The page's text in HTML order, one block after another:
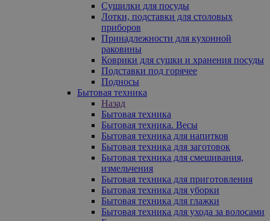
Сушилки для посуды
Лотки, подставки для столовых
приборов
Принадлежности для кухонной
раковины
Коврики для сушки и хранения посуды
Подставки под горячее
Подносы
Бытовая техника
Назад
Бытовая техника
Бытовая техника. Весы
Бытовая техника для напитков
Бытовая техника для заготовок
Бытовая техника для смешивания,
измельчения
Бытовая техника для приготовления
Бытовая техника для уборки
Бытовая техника для глажки
Бытовая техника для ухода за волосами